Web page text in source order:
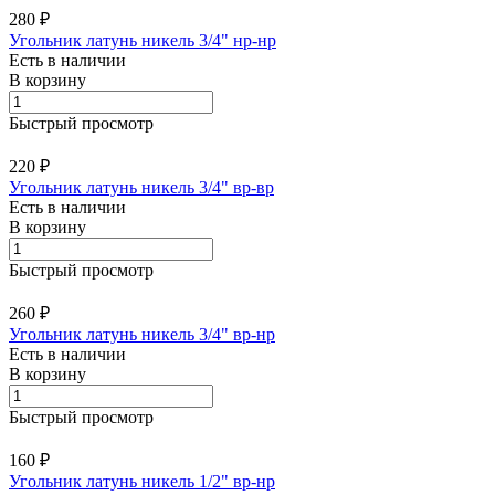
280 ₽
Угольник латунь никель 3/4" нр-нр
Есть в наличии
В корзину
Быстрый просмотр
220 ₽
Угольник латунь никель 3/4" вр-вр
Есть в наличии
В корзину
Быстрый просмотр
260 ₽
Угольник латунь никель 3/4" вр-нр
Есть в наличии
В корзину
Быстрый просмотр
160 ₽
Угольник латунь никель 1/2" вр-нр